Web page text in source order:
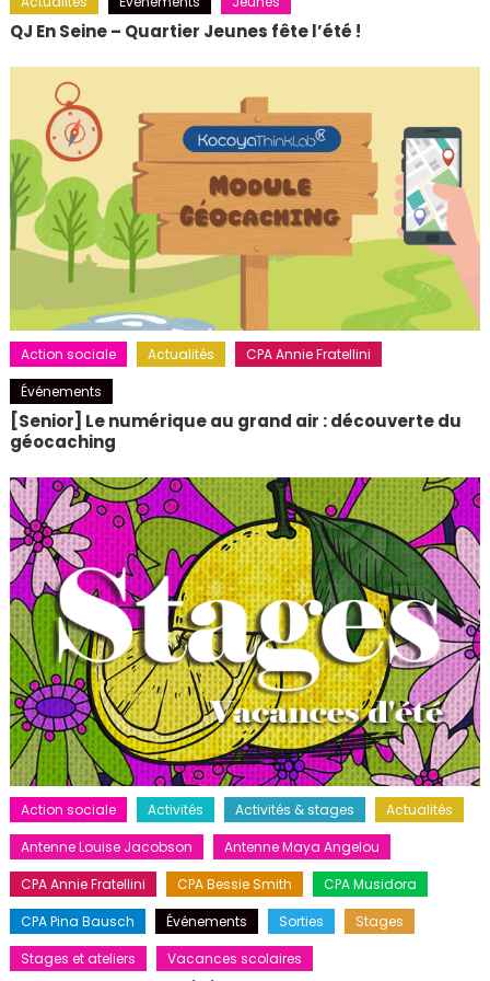
QJ En Seine – Quartier Jeunes fête l’été !
Action sociale Actualités
CPA Annie Fratellini
Événements
[Senior] Le numérique au grand air : découverte du
géocaching
Action sociale Activités Activités & stages
Actualités
Antenne Louise Jacobson
Antenne Maya Angelou
CPA Annie Fratellini
CPA Bessie Smith
CPA Musidora
CPA Pina Bausch
Événements Sorties
Stages
Stages et ateliers
Vacances scolaires